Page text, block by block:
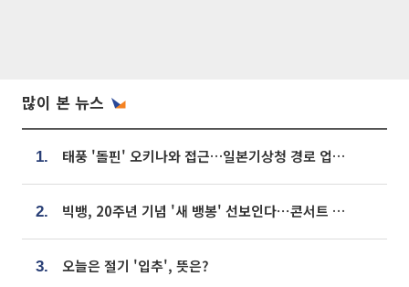
많이 본 뉴스
1. 태풍 '돌핀' 오키나와 접근…일본기상청 경로 업데이트
2. 빅뱅, 20주년 기념 '새 뱅봉' 선보인다⋯콘서트 앞두고 팝업 개최
3. 오늘은 절기 '입추', 뜻은?